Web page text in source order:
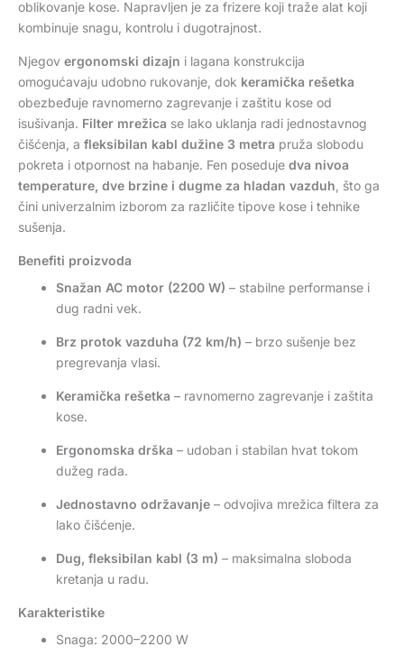
oblikovanje kose. Napravljen je za frizere koji traže alat koji
kombinuje snagu, kontrolu i dugotrajnost.
Njegov ergonomski dizajn i lagana konstrukcija
omogućavaju udobno rukovanje, dok keramička rešetka
obezbeđuje ravnomerno zagrevanje i zaštitu kose od
isušivanja. Filter mrežica se lako uklanja radi jednostavnog
čišćenja, a fleksibilan kabl dužine 3 metra pruža slobodu
pokreta i otpornost na habanje. Fen poseduje dva nivoa
temperature, dve brzine i dugme za hladan vazduh , što ga
čini univerzalnim izborom za različite tipove kose i tehnike
sušenja.
Benefiti proizvoda
Snažan AC motor (2200 W) – stabilne performanse i
dug radni vek.
Brz protok vazduha (72 km/h) – brzo sušenje bez
pregrevanja vlasi.
Keramička rešetka – ravnomerno zagrevanje i zaštita
kose.
Ergonomska drška – udoban i stabilan hvat tokom
dužeg rada.
Jednostavno održavanje – odvojiva mrežica filtera za
lako čišćenje.
Dug, fleksibilan kabl (3 m) – maksimalna sloboda
kretanja u radu.
Karakteristike
Snaga: 2000–2200 W